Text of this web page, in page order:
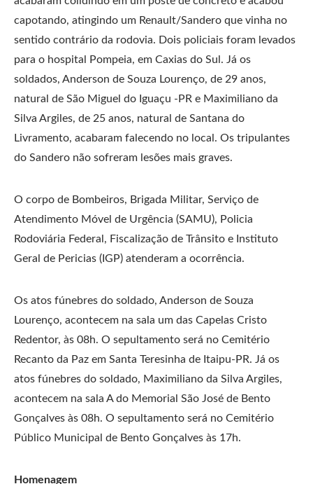
capotando, atingindo um Renault/Sandero que vinha no
sentido contrário da rodovia. Dois policiais foram levados
para o hospital Pompeia, em Caxias do Sul. Já os
soldados, Anderson de Souza Lourenço, de 29 anos,
natural de São Miguel do Iguaçu -PR e Maximiliano da
Silva Argiles, de 25 anos, natural de Santana do
Livramento, acabaram falecendo no local. Os tripulantes
do Sandero não sofreram lesões mais graves.
O corpo de Bombeiros, Brigada Militar, Serviço de
Atendimento Móvel de Urgência (SAMU), Policia
Rodoviária Federal, Fiscalização de Trânsito e Instituto
Geral de Pericias (IGP) atenderam a ocorrência.
Os atos fúnebres do soldado, Anderson de Souza
Lourenço, acontecem na sala um das Capelas Cristo
Redentor, às 08h. O sepultamento será no Cemitério
Recanto da Paz em Santa Teresinha de Itaipu-PR. Já os
atos fúnebres do soldado, Maximiliano da Silva Argiles,
acontecem na sala A do Memorial São José de Bento
Gonçalves às 08h. O sepultamento será no Cemitério
Público Municipal de Bento Gonçalves às 17h.
Homenagem